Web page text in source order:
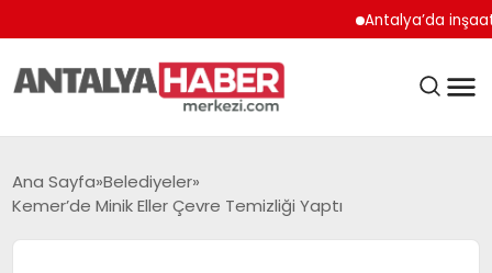
Antalya’da inşaat
ANASAYFA
Ana Sayfa Belediyeler
Kemer’de Minik Eller Çevre Temizliği Yaptı